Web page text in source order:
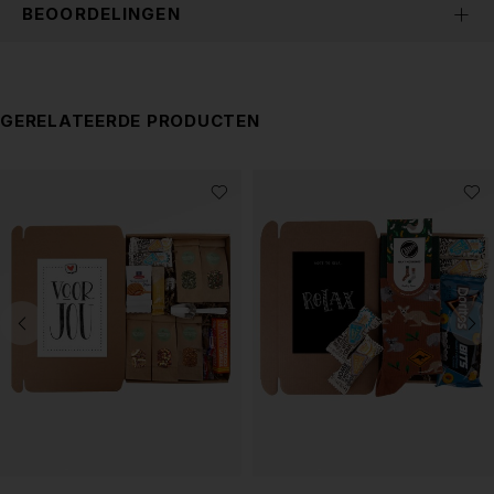
BEOORDELINGEN
GERELATEERDE PRODUCTEN